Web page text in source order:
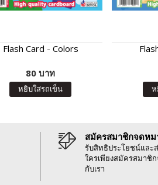
Flash Card - Colors
80 บาท
หยิบใส่รถเข็น ห
สมัครสมาชิกจดหม
รับสิทธิประโยชน์และ
ใครเพียงสมัครสมาชิ
กับเรา